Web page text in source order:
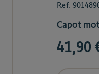
Ref.
Capot
41,90